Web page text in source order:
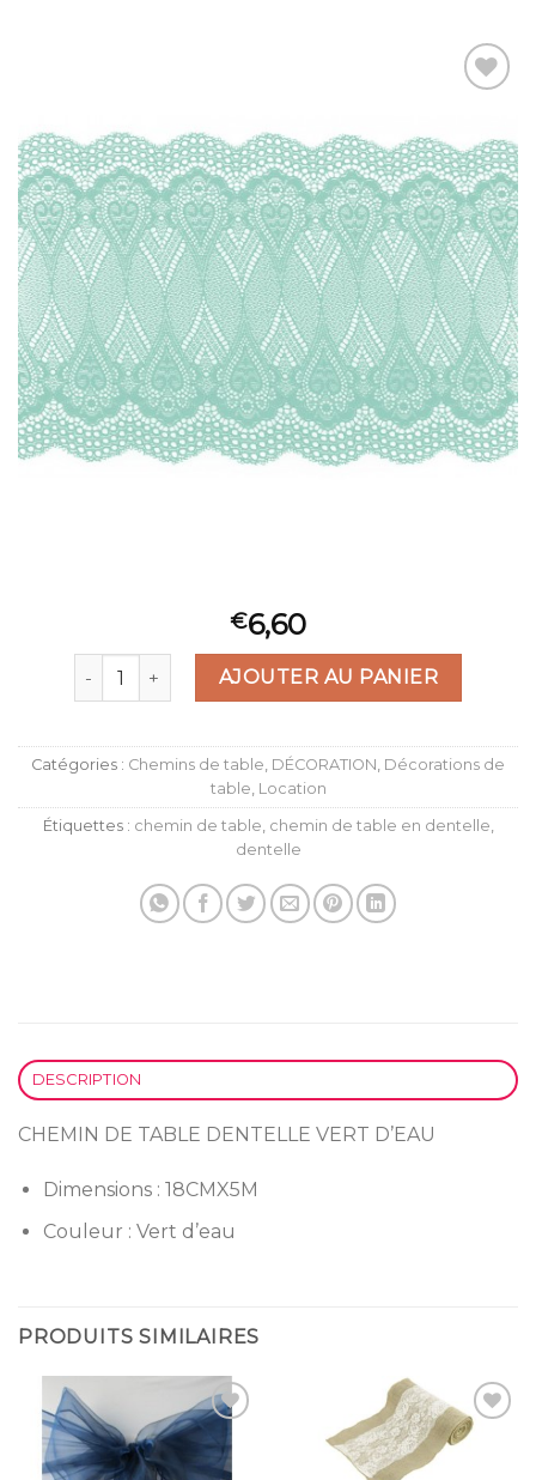
Ajouter
à la liste
d’envies
€6,60
quantité de CHEMIN DE TABLE DENTELLE VERT
AJOUTER AU PANIER
Catégories : Chemins de table, DÉCORATION, Décorations de
table, Location
Étiquettes : chemin de table, chemin de table en dentelle,
dentelle
DESCRIPTION
CHEMIN DE TABLE DENTELLE VERT D’EAU
Dimensions : 18CMX5M
Couleur : Vert d’eau
PRODUITS SIMILAIRES